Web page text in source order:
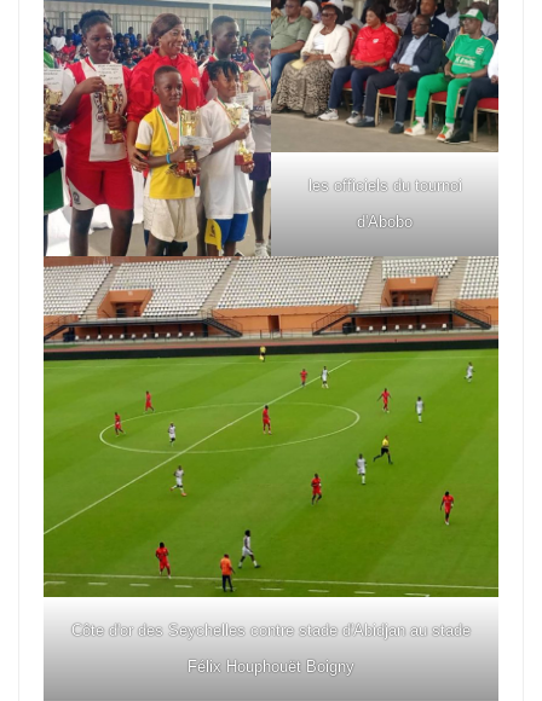
les officiels du tournoi
d'Abobo
Côte d'or des Seychelles contre stade d'Abidjan au stade
Félix Houphouët Boigny